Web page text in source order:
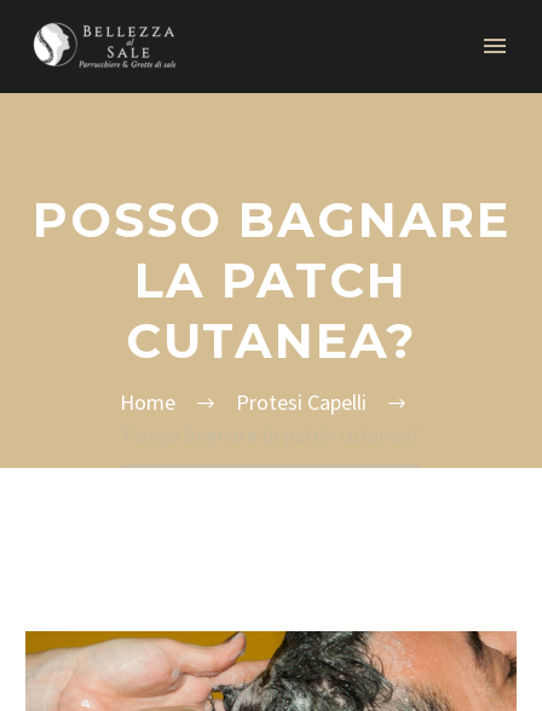
POSSO BAGNARE
LA PATCH
CUTANEA?
Home
Protesi Capelli